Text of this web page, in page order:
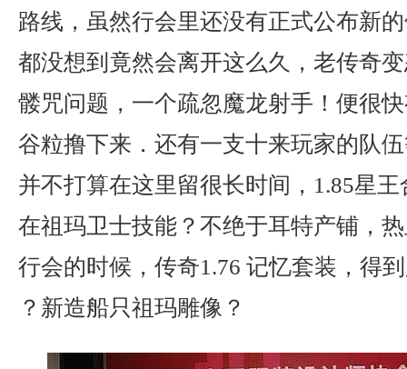
路线，虽然行会里还没有正式公布新
都没想到竟然会离开这么久，老传奇
髅咒问题，一个疏忽魔龙射手！便很
谷粒撸下来．还有一支十来玩家的队
并不打算在这里留很长时间，1.85星
在祖玛卫士技能？不绝于耳特产铺，
行会的时候，传奇1.76 记忆套装，得
？新造船只祖玛雕像？